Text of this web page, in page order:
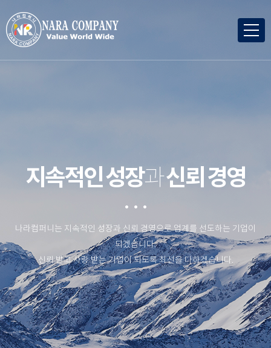
지속적인 성장과신뢰 경영
나라컴퍼니는 지속적인 성장과 신뢰 경영으로 업계를 선도하는 기업이
되겠습니다.
신뢰 받고 사랑 받는 기업이 되도록 최선을 다하겠습니다.